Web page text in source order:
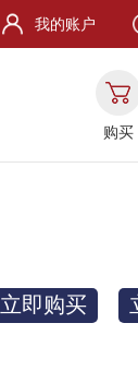
我的账户
购买
立即购买